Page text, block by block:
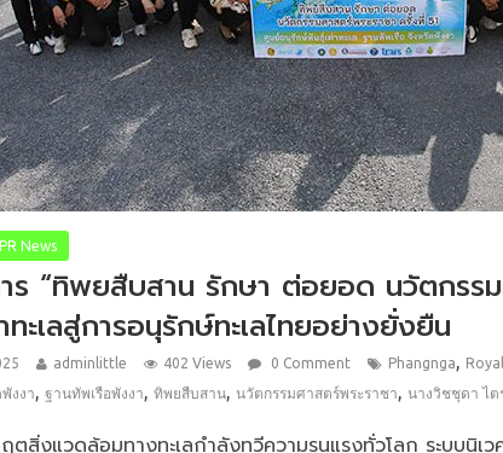
PR News
ร “ทิพยสืบสาน รักษา ต่อยอด นวัตกรรม
ทะเลสู่การอนุรักษ์ทะเลไทยอย่างยั่งยืน
adminlittle 402 Views 0 Comment Phangnga,
งงา, ฐานทัพเรือพังงา, ทิพยสืบสาน, นวัตกรรมศาสตร์พระราชา, นางวิชชุดา ไต
ตสิ่งแวดล้อมทางทะเลกำลังทวีความรุนแรงทั่วโลก ระบบนิ